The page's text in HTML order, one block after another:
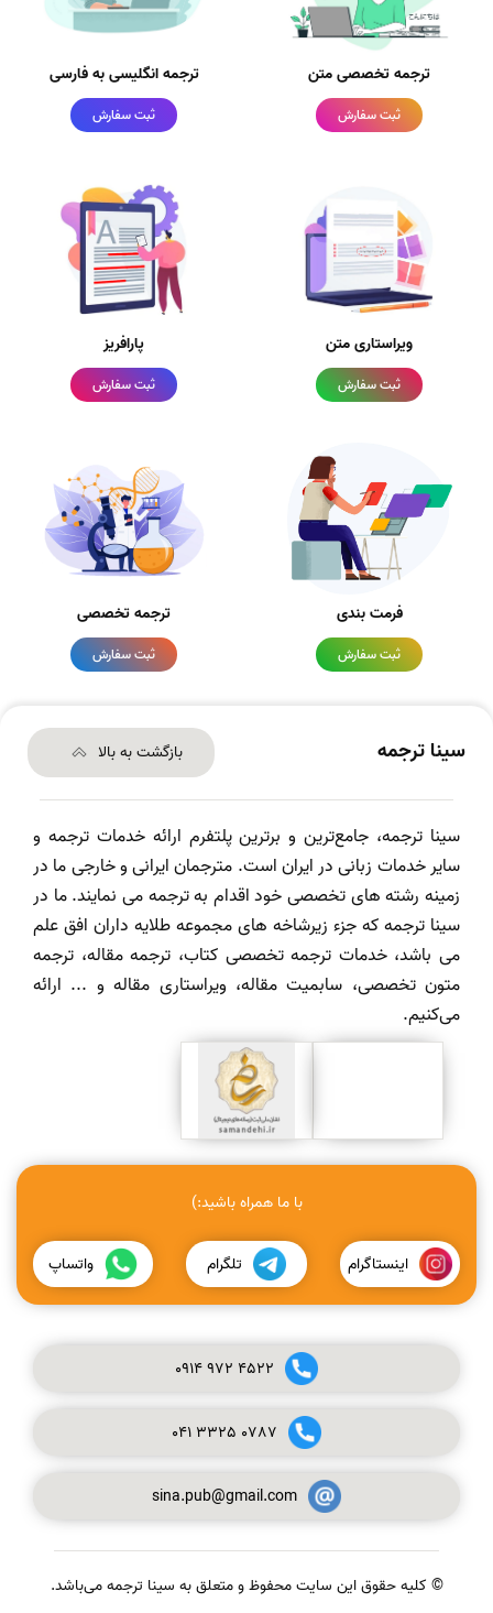
ترجمه تخصصی متن
ثبت سفارش
ترجمه انگلیسی به فارسی
ثبت سفارش
ویراستاری متن
ثبت سفارش
پارافریز
ثبت سفارش
فرمت بندی
ثبت سفارش
ترجمه تخصصی
ثبت سفارش
سینا ترجمه بازگشت به بالا
سینا ترجمه، جامع‌ترین و برترین پلتفرم ارائه خدمات ترجمه و
سایر خدمات زبانی در ایران است. مترجمان ایرانی و خارجی ما در
زمینه رشته های تخصصی خود اقدام به ترجمه می نمایند. ما در
سینا ترجمه که جزء زیرشاخه های مجموعه طلایه داران افق علم
می باشد، خدمات ترجمه تخصصی کتاب، ترجمه مقاله، ترجمه
متون تخصصی، سابمیت مقاله، ویراستاری مقاله و ... ارائه
می‌کنیم.
با ما همراه باشید:)
اینستاگرام تلگرام واتساپ
0914972 4522
041 3325 0787
sina.pub@gmail.com
© کلیه حقوق این سایت محفوظ و متعلق به سینا ترجمه می‌باشد.